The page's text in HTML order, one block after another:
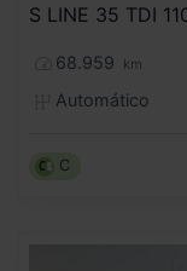
68.959 km
Automático
C